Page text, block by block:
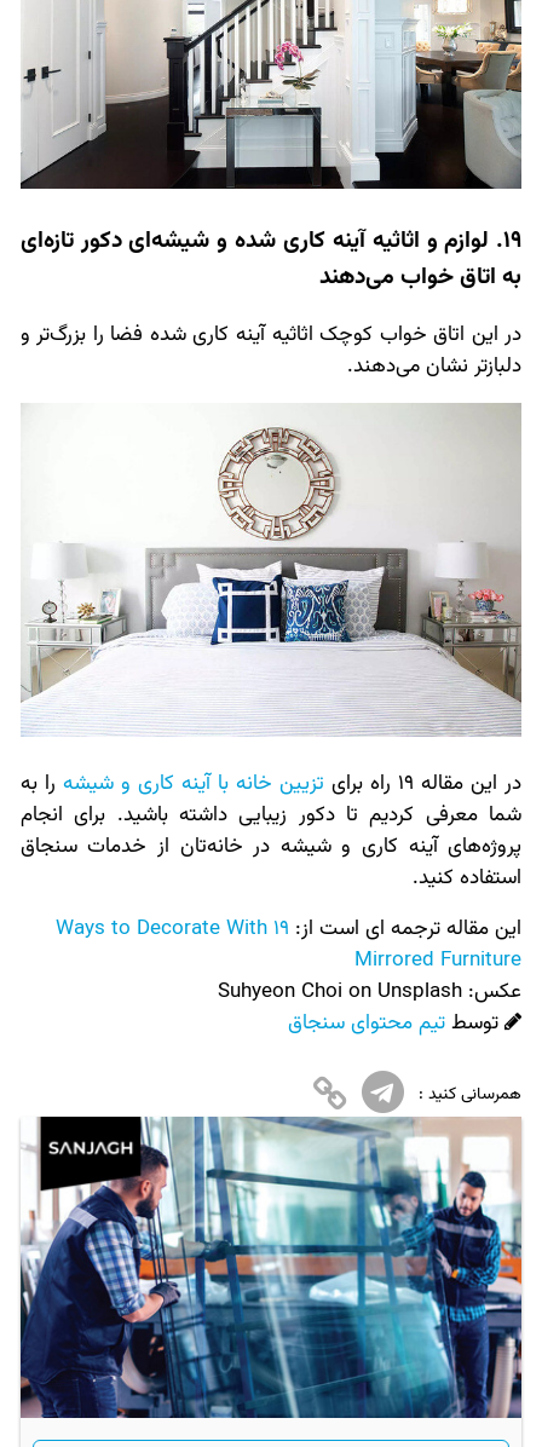
19. لوازم و اثاثیه آینه کاری شده و شیشه‌ای دکور تازه‌ای
به اتاق خواب می‌دهند
در این اتاق خواب کوچک اثاثیه آینه کاری شده فضا را بزرگ‌تر و
دلبازتر نشان می‌دهند.
در این مقاله 19 راه برای تزیین خانه با آینه کاری و شیشه را به
شما معرفی کردیم تا دکور زیبایی داشته باشید. برای انجام
پروژه‌های آینه کاری و شیشه در خانه‌تان از خدمات سنجاق
استفاده کنید.
این مقاله ترجمه ای است از:
19 Ways to Decorate With
Mirrored Furniture
عکس:‌ Suhyeon Choi on Unsplash
توسطتیم محتوای سنجاق
همرسانی کنید :